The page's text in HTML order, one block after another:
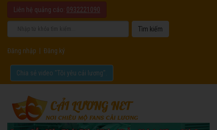
Liên hệ quảng cáo: 0932221090
Đăng nhập Đăng ký
Chia sẻ video "Tôi yêu cải lương".